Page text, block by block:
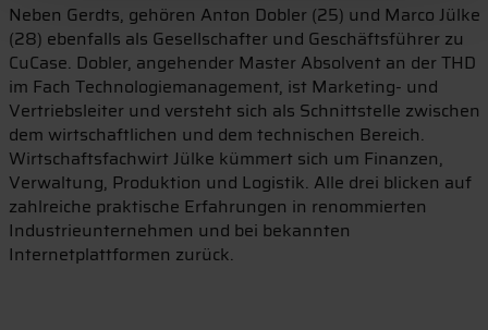
Neben Gerdts, gehören Anton Dobler (25) und Marco Jülke
(28) ebenfalls als Gesellschafter und Geschäftsführer zu
CuCase. Dobler, angehender Master Absolvent an der THD
im Fach Technologiemanagement, ist Marketing- und
Vertriebsleiter und versteht sich als Schnittstelle zwischen
dem wirtschaftlichen und dem technischen Bereich.
Wirtschaftsfachwirt Jülke kümmert sich um Finanzen,
Verwaltung, Produktion und Logistik. Alle drei blicken auf
zahlreiche praktische Erfahrungen in renommierten
Industrieunternehmen und bei bekannten
Internetplattformen zurück.